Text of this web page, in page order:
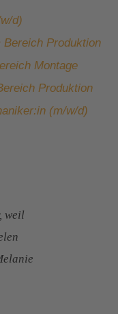
d)
Produktion
Montage
Produktion
(m/w/d)
weil